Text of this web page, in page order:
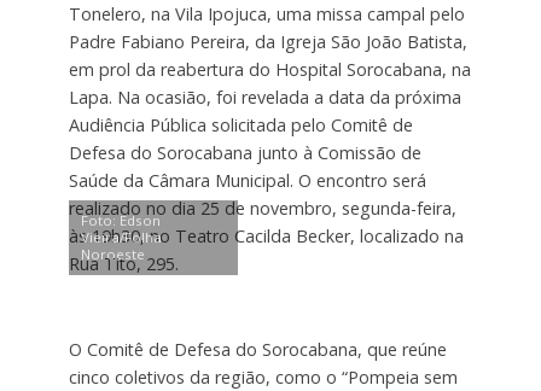
Tonelero, na Vila Ipojuca, uma missa campal pelo
Padre Fabiano Pereira, da Igreja São João Batista,
em prol da reabertura do Hospital Sorocabana, na
Lapa. Na ocasião, foi revelada a data da próxima
Audiência Pública solicitada pelo Comitê de
Defesa do Sorocabana junto à Comissão de
Saúde da Câmara Municipal. O encontro será
realizado no dia 25 de novembro, segunda-feira,
às 19h30, no Teatro Cacilda Becker, localizado na
Rua Tito, 295.
Foto: Edson
Vieira/Folha
Noroeste
O Comitê de Defesa do Sorocabana, que reúne
cinco coletivos da região, como o “Pompeia sem